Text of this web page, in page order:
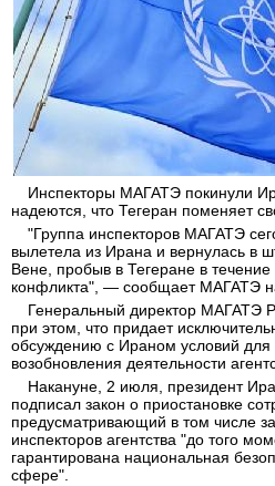
Инспекторы МАГАТЭ покинули
надеются, что Тегеран поменяет
"Группа инспекторов МАГАТЭ
вылетела из Ирана и вернулась в
Вене, пробыв в Тегеране в течение
конфликта", — сообщает МАГАТЭ
Генеральный директор МАГАТЭ
при этом, что придает
обсуждению с Ираном условий для
возобновления деятельности
Накануне, 2 июля, президент
подписал закон о приостановке
предусматривающий в том числе
инспекторов агентства "до того
гарантирована национальная
сфере".